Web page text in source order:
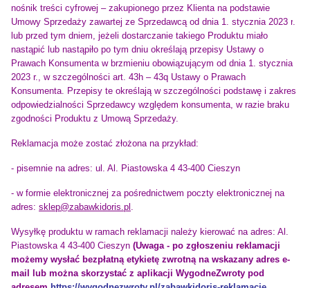
nośnik treści cyfrowej – zakupionego przez Klienta na podstawie
Umowy Sprzedaży zawartej ze Sprzedawcą od dnia 1. stycznia 2023 r.
lub przed tym dniem, jeżeli dostarczanie takiego Produktu miało
nastąpić lub nastąpiło po tym dniu określają przepisy Ustawy o
Prawach Konsumenta w brzmieniu obowiązującym od dnia 1. stycznia
2023 r., w szczególności art. 43h – 43q Ustawy o Prawach
Konsumenta. Przepisy te określają w szczególności podstawę i zakres
odpowiedzialności Sprzedawcy względem konsumenta, w razie braku
zgodności Produktu z Umową Sprzedaży.
Reklamacja może zostać złożona na przykład:
- pisemnie na adres: ul. Al. Piastowska 4 43-400 Cieszyn
- w formie elektronicznej za pośrednictwem poczty elektronicznej na
adres: sklep@zabawkidoris.pl .
Wysyłkę produktu w ramach reklamacji należy kierować na adres: Al.
Piastowska 4 43-400 Cieszyn (Uwaga - po zgłoszeniu reklamacji
możemy wysłać bezpłatną etykietę zwrotną na wskazany adres e-
mail lub można skorzystać z aplikacji WygodneZwroty pod